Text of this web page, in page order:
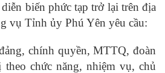
biến phức tạp trở lại trên địa
vụ Tỉnh ủy Phú Yên yêu cầu:
chính quyền, MTTQ, đoàn
chức năng, nhiệm vụ, chủ